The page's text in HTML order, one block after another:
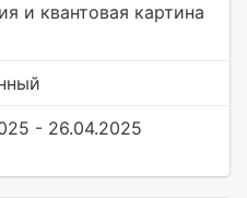
и квантовая картина
- 26.04.2025